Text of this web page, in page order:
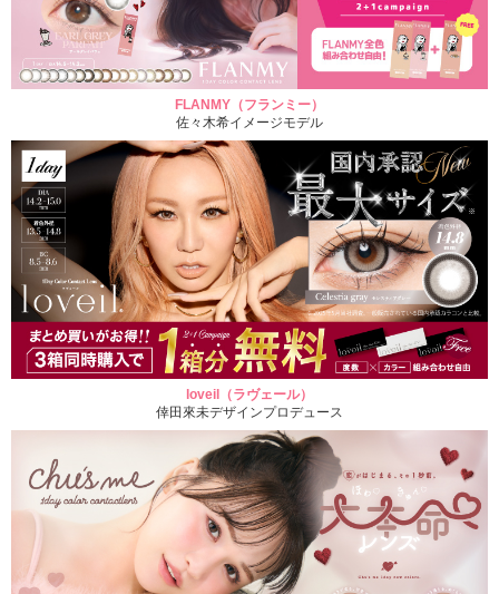
FLANMY（フランミー）
佐々木希イメージモデル
loveil（ラヴェール）
倖田來未デザインプロデュース